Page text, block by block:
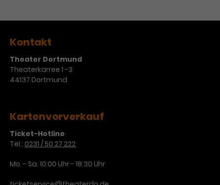
Kontakt
Theater Dortmund
Theaterkarree 1 -3
44137 Dortmund
Kartenvorverkauf
Ticket-Hotline
Tel.: 0231 / 50 27 222
Mo. - Sa. 10:00 Uhr - 18:30 Uhr